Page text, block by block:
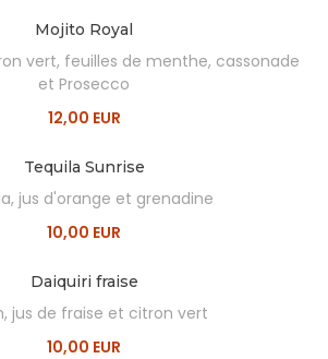
Mojito Royal
vert, feuilles de menthe, cassonade
et Prosecco
12,00 EUR
Tequila Sunrise
jus d'orange et grenadine
10,00 EUR
Daiquiri fraise
jus de fraise et citron vert
10,00 EUR